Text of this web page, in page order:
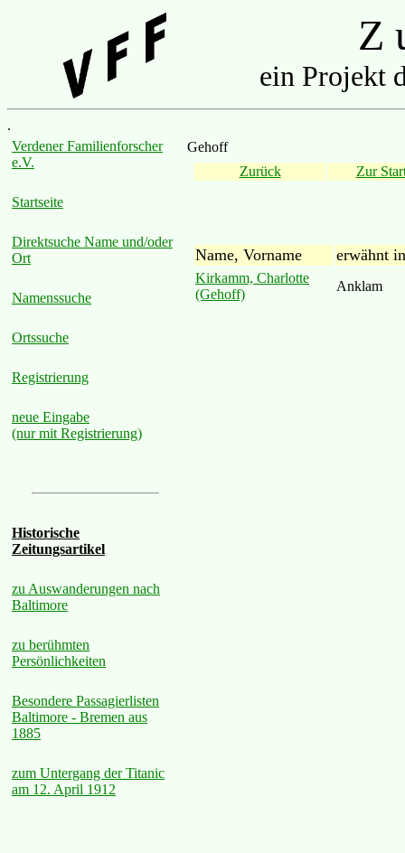
Z
ein Projekt
.
Verdener Familienforscher
e.V.
Startseite
Direktsuche Name und/oder
Ort
Namenssuche
Ortssuche
Registrierung
neue Eingabe
(nur mit Registrierung)
Historische
Zeitungsartikel
zu Auswanderungen nach
Baltimore
zu berühmten
Persönlichkeiten
Besondere Passagierlisten
Baltimore - Bremen aus
1885
zum Untergang der Titanic
am 12. April 1912
Gehoff
Zurück
Zur
Name, Vorname erwähnt in
Kirkamm, Charlotte
(Gehoff)
Anklam